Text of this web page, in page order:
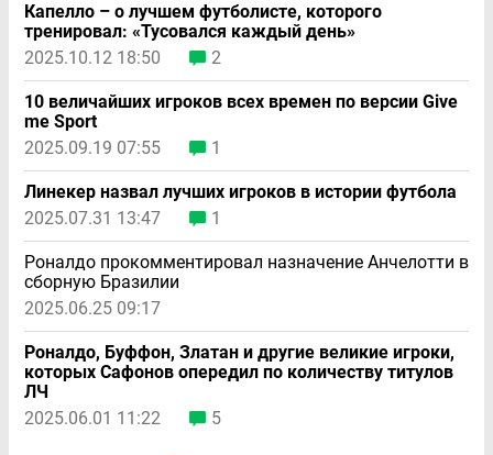
Капелло – о лучшем футболисте, которого
тренировал: «Тусовался каждый день»
2025.10.12 18:50
2
10 величайших игроков всех времен по версии Give
me Sport
2025.09.19 07:55
1
Линекер назвал лучших игроков в истории футбола
2025.07.31 13:47
1
Роналдо прокомментировал назначение Анчелотти в
сборную Бразилии
2025.06.25 09:17
Роналдо, Буффон, Златан и другие великие игроки,
которых Сафонов опередил по количеству титулов
ЛЧ
2025.06.01 11:22
5